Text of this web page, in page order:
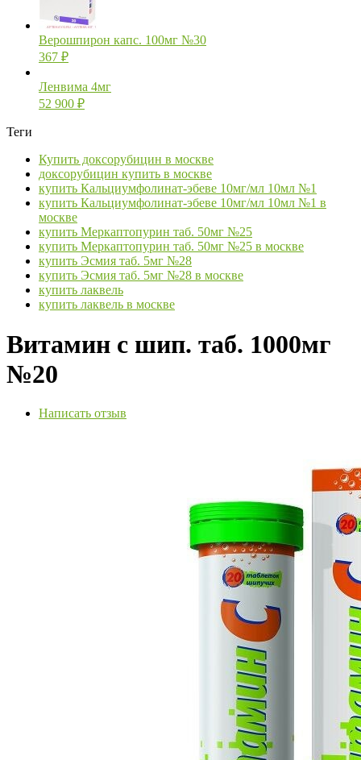
Верошпирон капс. 100мг №30
367 ₽
Ленвима 4мг
52 900 ₽
Теги
Купить доксорубицин в москве
доксорубицин купить в москве
купить Кальциумфолинат-эбеве 10мг/мл 10мл №1
купить Кальциумфолинат-эбеве 10мг/мл 10мл №1 в
москве
купить Меркаптопурин таб. 50мг №25
купить Меркаптопурин таб. 50мг №25 в москве
купить Эсмия таб. 5мг №28
купить Эсмия таб. 5мг №28 в москве
купить лаквель
купить лаквель в москве
Витамин с шип. таб. 1000мг
№20
Написать отзыв